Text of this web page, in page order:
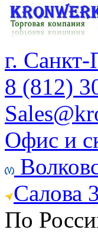
г. Санкт-
8 (812)
Офис и
Салова
По